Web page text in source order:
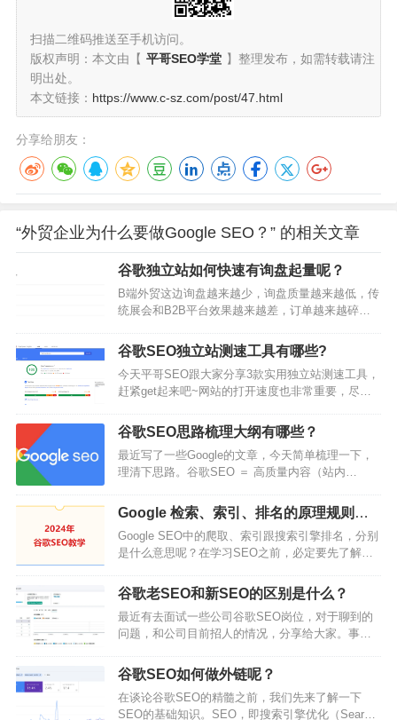
扫描二维码推送至手机访问。
版权声明：本文由【 平哥SEO学堂 】整理发布，如需转载请注
明出处。
本文链接： https://www.c-sz.com/post/47.html
分享给朋友：
“外贸企业为什么要做Google SEO？” 的相关文章
谷歌独立站如何快速有询盘起量呢？
B端外贸这边询盘越来越少，询盘质量越来越低，传
统展会和B2B平台效果越来越差，订单越来越碎片
希望独立站能补齐一条腿，而独立站这个赛道对流
量的运营要求更高，时至今日，爆品路线已无法走
通，垂直站起量慢，投流广告是新站最快最直接见
效的引流方式。而现在投流成本也越来越高，直接
ROI越来越低。大家都在想如何寻找新的增长点？平
哥SEO团队看来，打破僵局的唯一可能，只…
谷歌SEO独立站测速工具有哪些?
今天平哥SEO跟大家分享3款实用独立站测速工具，
赶紧get起来吧~网站的打开速度也非常重要，尽量
户。没有人喜欢一个需要花很长时间去加载的页
面，如果你问搜索引擎它们的想法，它也会同意这
个观点。快速加载的网站是技术型SEO的核心组成
部分。如果你的网站页面加载时间很长，你很可能
会看到你的页面跳出率飙升，这会不利于你的排
名。用户期待一个流畅的浏览体验，网页加载…
谷歌SEO思路梳理大纲有哪些？
最近写了一些Google的文章，今天简单梳理一下，
理清下思路。谷歌SEO ＝ 高质量内容（站内
SEO ＝ 高质量内容 ＋ 合理的SEO布局合理的SEO
布局 ＝ 域名 ＋ URL ＋ 标题 ＋ H1-H3标签 ＋ alt标
签＋锚文本内链＋网站加载速度＋很多细节高质量
内容 ＝ 关键词调研＋行业客户深入洞察＋优质内容
表现形式＋针对某一细分人群写解决问…
Google 检索、索引、排名的原理规则是
什么？
Google SEO中的爬取、索引跟搜索引擎排名，分别
是什么意思呢？在学习SEO之前，必定要先了解一
的那一瞬间，你的文章网址会经历：被找到、被爬
取（检索）、被索引，然后才能出现在Google搜索
引擎里面并且加入Google搜索结果的排名。上面的
这个过程，从网址被找到，一直到被爬取跟索引，
然后再到开始在Google搜索引擎排名，这就是
Google搜索引擎的…
谷歌老SEO和新SEO的区别是什么？
最近有去面试一些公司谷歌SEO岗位，对于聊到的
问题，和公司目前招人的情况，分享给大家。事实
人，和一些新人，刚毕业1年的人，差距在哪里？如
果只是单纯的聊天，讲理论，讲真几乎是没有差距
的，这个信息时代，大家伙坐下来都能聊上一大堆
谷歌SEO如何做外链呢？
在谈论谷歌SEO的精髓之前，我们先来了解一下
SEO的基础知识。SEO，即搜索引擎优化（Search